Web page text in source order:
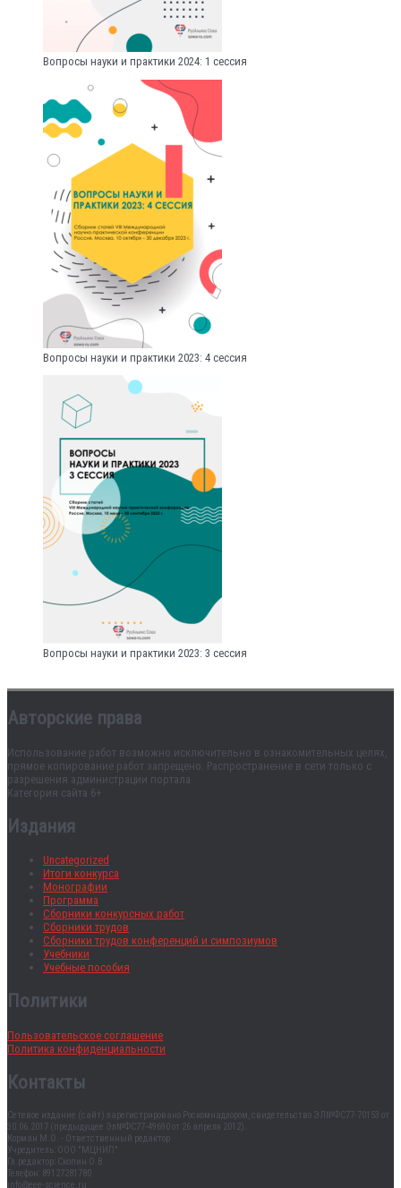
Вопросы науки и практики 2024: 1 сессия
Вопросы науки и практики 2023: 4 сессия
Вопросы науки и практики 2023: 3 сессия
Авторские права
Использование работ возможно исключительно в ознакомительных целях,
прямое копирование работ запрещено. Распространение в сети только с
разрешения администрации портала.
Категория сайта 6+
Издания
Uncategorized
Итоги конкурса
Монографии
Программа
Сборники конкурсных работ
Сборники трудов
Сборники трудов конференций и симпозиумов
Учебники
Учебные пособия
Политики
Пользовательское соглашение
Политика конфиденциальности
Контакты
Сетевое издание (сайт) зарегистрировано Роскомнадзором, свидетельство ЭЛ№ФС77-70153 от
30.06.2017 (предыдущее Эл№ФC77-49690 от 26 апреля 2012).
Корман М.О. - Ответственный редактор
Учредитель: ООО "МЦНИП"
Гл.редактор: Скопин О.В.
Телефон: 89127281780
info@eee-science.ru